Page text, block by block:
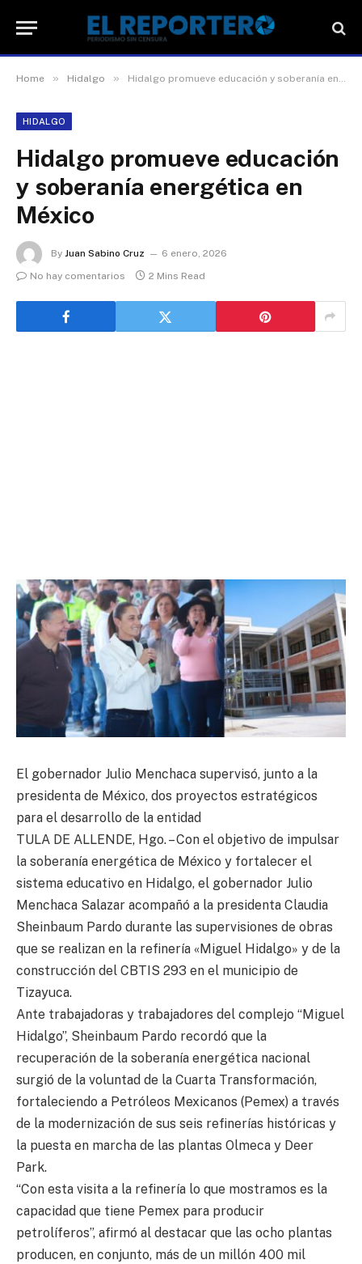
Home » Hidalgo » Hidalgo promueve educación y soberanía energética en México
HIDALGO
Hidalgo promueve educación
y soberanía energética en
México
By Juan Sabino Cruz
6 enero, 2026
No hay comentarios
2 Mins Read
El gobernador Julio Menchaca supervisó, junto a la
presidenta de México, dos proyectos estratégicos
para el desarrollo de la entidad
TULA DE ALLENDE, Hgo. – Con el objetivo de impulsar
la soberanía energética de México y fortalecer el
sistema educativo en Hidalgo, el gobernador Julio
Menchaca Salazar acompañó a la presidenta Claudia
Sheinbaum Pardo durante las supervisiones de obras
que se realizan en la refinería «Miguel Hidalgo» y de la
construcción del CBTIS 293 en el municipio de
Tizayuca.
Ante trabajadoras y trabajadores del complejo “Miguel
Hidalgo”, Sheinbaum Pardo recordó que la
recuperación de la soberanía energética nacional
surgió de la voluntad de la Cuarta Transformación,
fortaleciendo a Petróleos Mexicanos (Pemex) a través
de la modernización de sus seis refinerías históricas y
la puesta en marcha de las plantas Olmeca y Deer
Park.
“Con esta visita a la refinería lo que mostramos es la
capacidad que tiene Pemex para producir
petrolíferos”, afirmó al destacar que las ocho plantas
producen, en conjunto, más de un millón 400 mil